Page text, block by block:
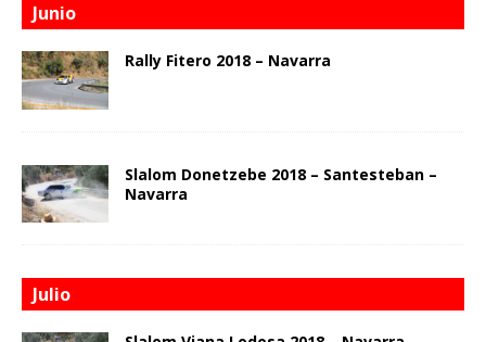
Junio
Rally Fitero 2018 – Navarra
Slalom Donetzebe 2018 – Santesteban –
Navarra
Julio